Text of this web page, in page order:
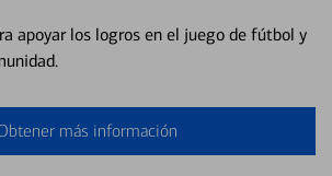
apoyar los logros en el juego de fútbol y
más información